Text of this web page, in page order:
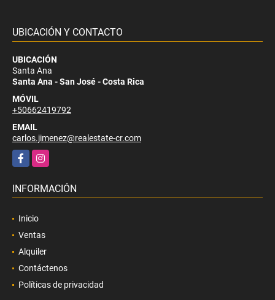
UBICACIÓN Y CONTACTO
UBICACIÓN
Santa Ana
Santa Ana - San José - Costa Rica
MÓVIL
+50662419792
EMAIL
carlos.jimenez@realestate-cr.com
FacebookInstagram
INFORMACIÓN
Inicio
Ventas
Alquiler
Contáctenos
Políticas de privacidad